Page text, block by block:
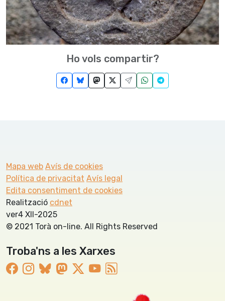
Ho vols compartir?
Mapa web Avís de cookies
Política de privacitat Avís legal
Edita consentiment de cookies
Realització cdnet
ver4 XII-2025
© 2021 Torà on-line. All Rights Reserved
Troba'ns a les Xarxes